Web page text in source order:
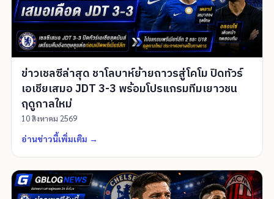
ข่าวเชลซีล่าสุด ชาโลบาห์ย้ายถาวรสู่โคโม ปิดทัวร์
เอเชียเสมอ JDT 3-3 พร้อมโปรแกรมทีมเยาวชน
ฤดูกาลใหม่
10 สิงหาคม 2569
อ่านข่าวนี้เพิ่มเติม →